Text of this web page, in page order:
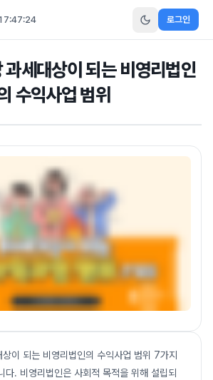
로그인
과세대상이 되는 비영리법인
수익사업 범위
상이 되는 비영리법인의 수익사업 범위 7가지
다. 비영리법인은 사회적 목적을 위해 설립되